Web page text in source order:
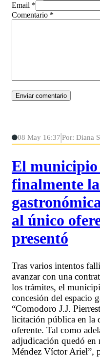
Email *
Comentario *
08 May 16:37 Por: Diana
El
finalmente
al único
presentó
Tras varios intentos
avanzar con una
los trámites, el
concesión del espacio
“Comodoro J.J.
licitación pública en la
oferente. Tal como
adjudicación quedó en
Méndez Víctor Ariel”,